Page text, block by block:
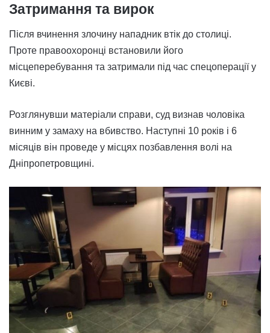
Затримання та вирок
Після вчинення злочину нападник втік до столиці.
Проте правоохоронці встановили його
місцеперебування та затримали під час спецоперації у
Києві.
Розглянувши матеріали справи, суд визнав чоловіка
винним у замаху на вбивство. Наступні 10 років і 6
місяців він проведе у місцях позбавлення волі на
Дніпропетровщині.